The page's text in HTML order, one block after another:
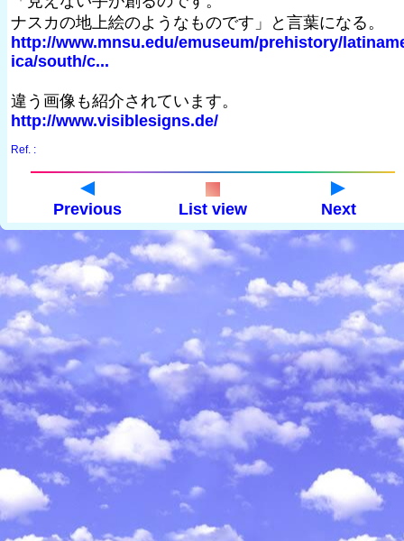
ナスカの地上絵のようなものです」と言葉になる。
http://www.mnsu.edu/emuseum/prehistory/
ica/south/c...
違う画像も紹介されています。
http://www.visiblesigns.de/
Ref. :
Previous List view Next